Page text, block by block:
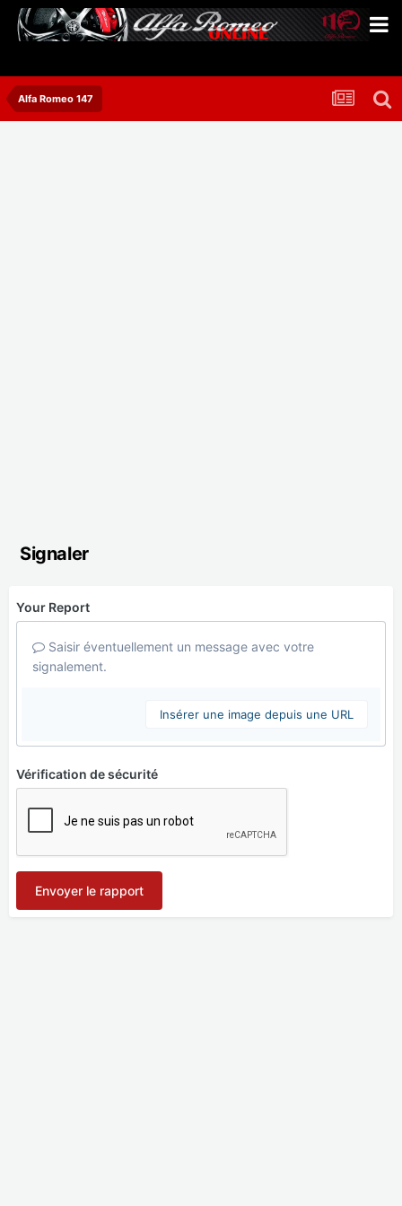
Alfa Romeo 147
Signaler
Your Report
Saisir éventuellement un message avec votre
signalement.
Insérer une image depuis une URL
Vérification de sécurité
Envoyer le rapport